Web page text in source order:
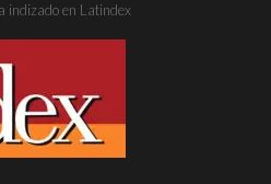
indizado en Latindex